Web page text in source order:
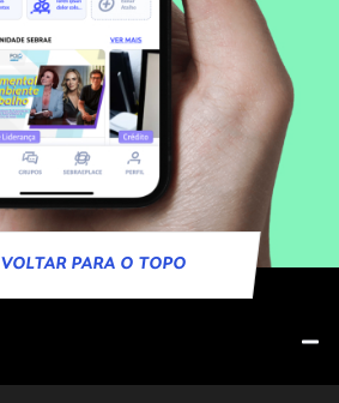
VOLTAR PARA O TOPO